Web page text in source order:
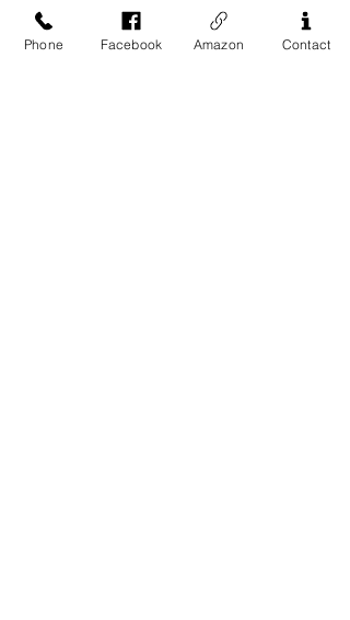
Phone Facebook Amazon Contact